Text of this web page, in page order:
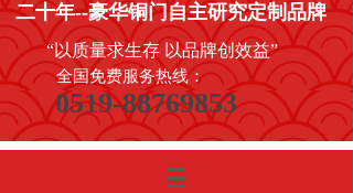
“以质量求生存 以品牌创效益”
0519-88769853
全国免费服务热线：
二十年--豪华铜门自主研究定制品牌